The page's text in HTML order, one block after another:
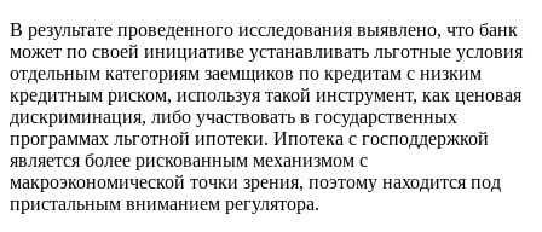
В результате проведенного исследования выявлено, что банк
может по своей инициативе устанавливать льготные условия
отдельным категориям заемщиков по кредитам с низким
кредитным риском, используя такой инструмент, как ценовая
дискриминация, либо участвовать в государственных
программах льготной ипотеки. Ипотека с господдержкой
является более рискованным механизмом с
макроэкономической точки зрения, поэтому находится под
пристальным вниманием регулятора.